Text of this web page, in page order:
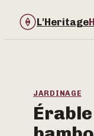
L'Heritage
Immobilier
Jardinage
JARDINAGE